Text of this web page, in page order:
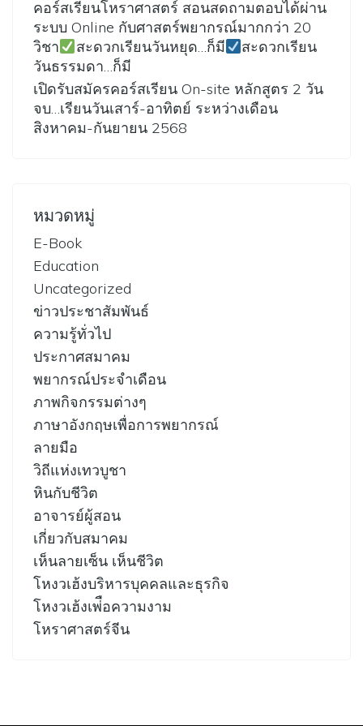
คอร์สเรียนโหราศาสตร์ สอนสดถามตอบได้ผ่าน
ระบบ Online กับศาสตร์พยากรณ์มากกว่า 20
วิชา
สะดวกเรียนวันหยุด…ก็มี
สะดวกเรียน
วันธรรมดา…ก็มี
เปิดรับสมัครคอร์สเรียน On-site หลักสูตร 2 วัน
จบ…เรียนวันเสาร์-อาทิตย์ ระหว่างเดือน
สิงหาคม-กันยายน 2568
หมวดหมู่
E-Book
Education
Uncategorized
ข่าวประชาสัมพันธ์
ความรู้ทั่วไป
ประกาศสมาคม
พยากรณ์ประจำเดือน
ภาพกิจกรรมต่างๆ
ภาษาอังกฤษเพื่อการพยากรณ์
ลายมือ
วิถีแห่งเทวบูชา
หินกับชีวิต
อาจารย์ผู้สอน
เกี่ยวกับสมาคม
เห็นลายเซ็น เห็นชีวิต
โหงวเฮ้งบริหารบุคคลและธุรกิจ
โหงวเฮ้งเพ่ือความงาม
โหราศาสตร์จีน